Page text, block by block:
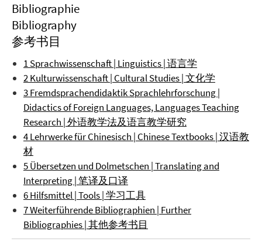
Bibliographie
Bibliography
参考书目
1 Sprachwissenschaft | Linguistics | 语言学
2 Kulturwissenschaft | Cultural Studies | 文化学
3 Fremdsprachendidaktik Sprachlehrforschung |
Didactics of Foreign Languages, Languages Teaching
Research | 外语教学法及语言教学研究
4 Lehrwerke für Chinesisch | Chinese Textbooks | 汉语教
材
5 Übersetzen und Dolmetschen | Translating and
Interpreting | 笔译及口译
6 Hilfsmittel | Tools | 学习工具
7 Weiterführende Bibliographien | Further
Bibliographies | 其他参考书目